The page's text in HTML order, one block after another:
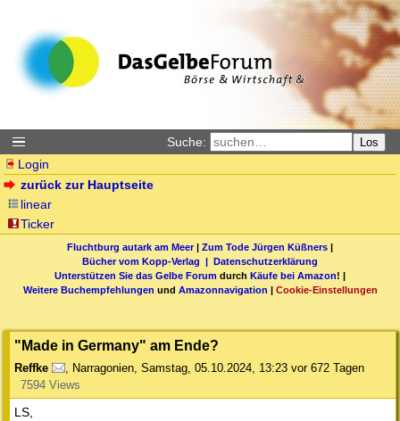
Suche: Los
Login
zurück zur Hauptseite
linear
Ticker
Fluchtburg autark am Meer| Zum Tode Jürgen Küßners |
Bücher vom Kopp-Verlag | Datenschutzerklärung
Unterstützen Sie das Gelbe Forum durch Käufe bei Amazon! |
Weitere Buchempfehlungen und Amazonnavigation | Cookie-Einstellungen
"Made in Germany" am Ende?
Reffke , Narragonien, Samstag, 05.10.2024, 13:23 vor 672 Tagen
7594 Views
LS,